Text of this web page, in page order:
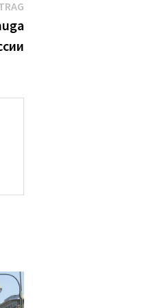
Nächster
Beitrag: